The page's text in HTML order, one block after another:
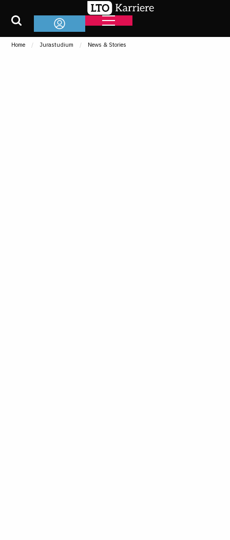
Home Jurastudium News & Stories